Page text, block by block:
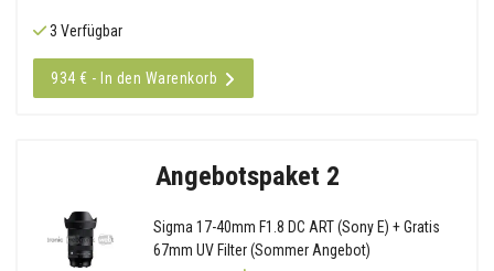
3 Verfügbar
934 € - In den Warenkorb
Angebotspaket 2
Sigma 17-40mm F1.8 DC ART (Sony E) + Gratis
67mm UV Filter (Sommer Angebot)